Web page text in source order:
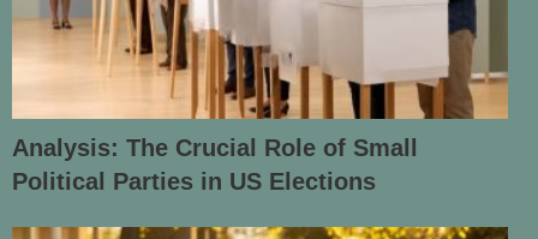
Analysis: The Crucial Role of Small
Political Parties in US Elections